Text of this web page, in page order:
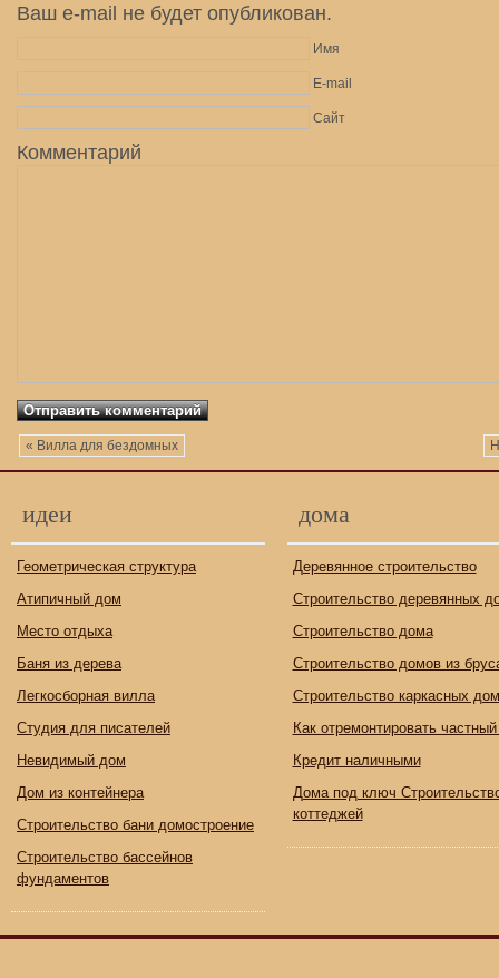
Ваш e-mail не будет опубликован.
Имя
E-mail
Сайт
Комментарий
« Вилла для бездомных
идеи
Геометрическая структура
Атипичный дом
Место отдыха
Баня из дерева
Легкосборная вилла
Студия для писателей
Невидимый дом
Дом из контейнера
Строительство бани домостроение
Строительство бассейнов
фундаментов
дома
Деревянное строительство
Строительство деревянных
Строительство дома
Строительство домов из
Строительство каркасных
Как отремонтировать
Кредит наличными
Дома под ключ
коттеджей